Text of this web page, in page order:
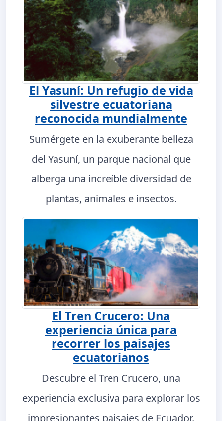
El Yasuní: Un refugio de vida
silvestre ecuatoriana
reconocida mundialmente
Sumérgete en la exuberante belleza
del Yasuní, un parque nacional que
alberga una increíble diversidad de
plantas, animales e insectos.
El Tren Crucero: Una
experiencia única para
recorrer los paisajes
ecuatorianos
Descubre el Tren Crucero, una
experiencia exclusiva para explorar los
impresionantes paisajes de Ecuador.